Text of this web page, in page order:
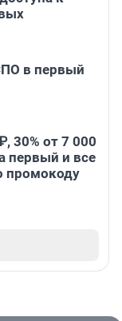
в первый
30% от 7 000
первый и все
промокоду